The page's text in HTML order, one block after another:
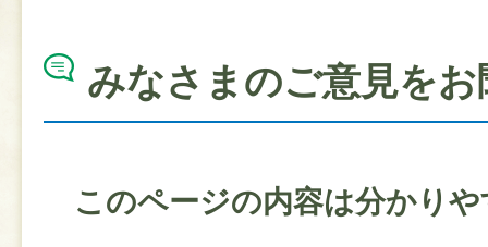
みなさまのご意見を
このページの内容は分かり